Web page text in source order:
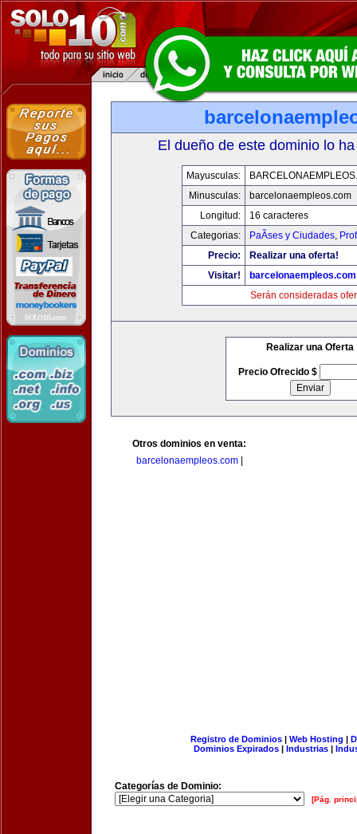
El dueño de este dominio lo
Mayusculas:
Minusculas:
barcelonaempleos.com
Longitud:
16 caracteres
Categorias:
PaÃ­ses y Ciudades,
Precio:
Realizar una oferta!
Visitar!
barcelonaempleos.com
Serán consideradas
Realizar una Oferta
Precio Ofrecido $
Otros dominios en venta:
barcelonaempleos.com|
Registro de Dominios| Web Hosting |
Dominios Expirados | Industrias |
Categorías de Dominio:
[Pág.